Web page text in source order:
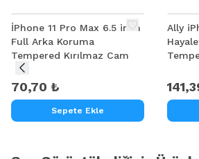
İPhone 11 Pro Max 6.5 inch
Full Arka Koruma
Tempered Kırılmaz Cam
70,70 ₺
Sepete Ekle
Ally